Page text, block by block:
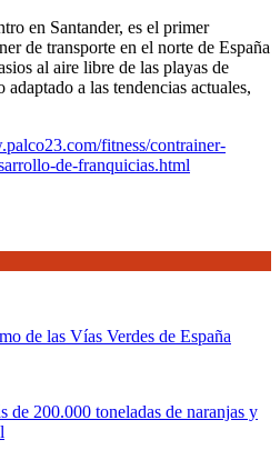
en Santander, es el primer
de transporte en el norte de España
al aire libre de las playas de
a las tendencias actuales,
fitness/contrainer-
de-franquicias.html
de las Vías Verdes de España
de 200.000 toneladas de naranjas y